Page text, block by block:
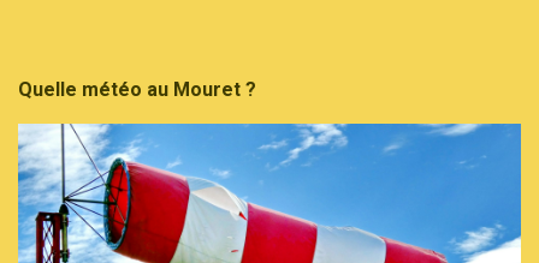
Quelle météo au Mouret ?